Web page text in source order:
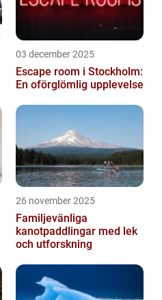
03 december 2025
Escape room i Stockholm:
En oförglömlig upplevelse
26 november 2025
Familjevänliga
kanotpaddlingar med lek
och utforskning